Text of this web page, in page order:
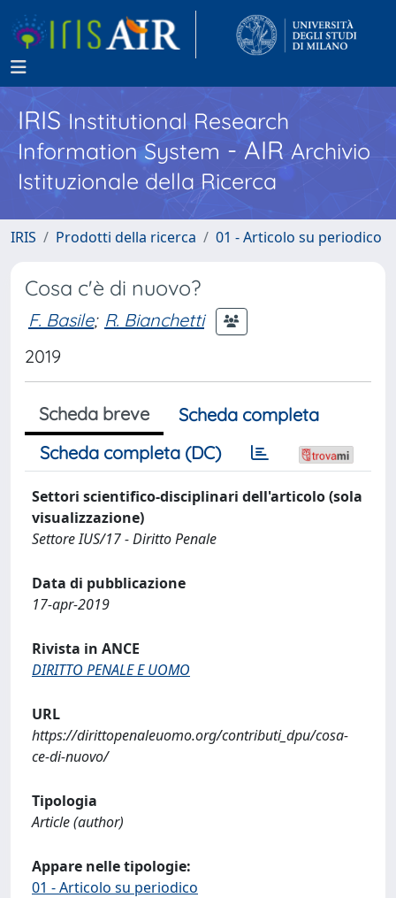
IRISInstitutional Research
Information System - AIR Archivio
Istituzionale della Ricerca
IRIS Prodotti della ricerca 01 - Articolo su periodico
Cosa c'è di nuovo?
F. Basile; R. Bianchetti
2019
Scheda breve
Scheda completa
Scheda completa (DC)
Settori scientifico-disciplinari dell'articolo (sola
visualizzazione)
Settore IUS/17 - Diritto Penale
Data di pubblicazione
17-apr-2019
Rivista in ANCE
DIRITTO PENALE E UOMO
URL
https://dirittopenaleuomo.org/contributi_dpu/cosa-
ce-di-nuovo/
Tipologia
Article (author)
Appare nelle tipologie:
01 - Articolo su periodico